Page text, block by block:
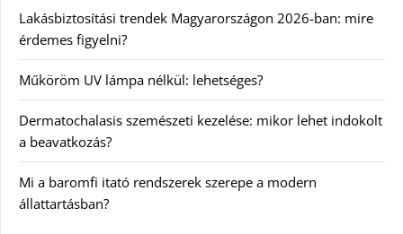
Lakásbiztosítási trendek Magyarországon 2026-ban: mire
érdemes figyelni?
Műköröm UV lámpa nélkül: lehetséges?
Dermatochalasis szemészeti kezelése: mikor lehet indokolt
a beavatkozás?
Mi a baromfi itató rendszerek szerepe a modern
állattartásban?